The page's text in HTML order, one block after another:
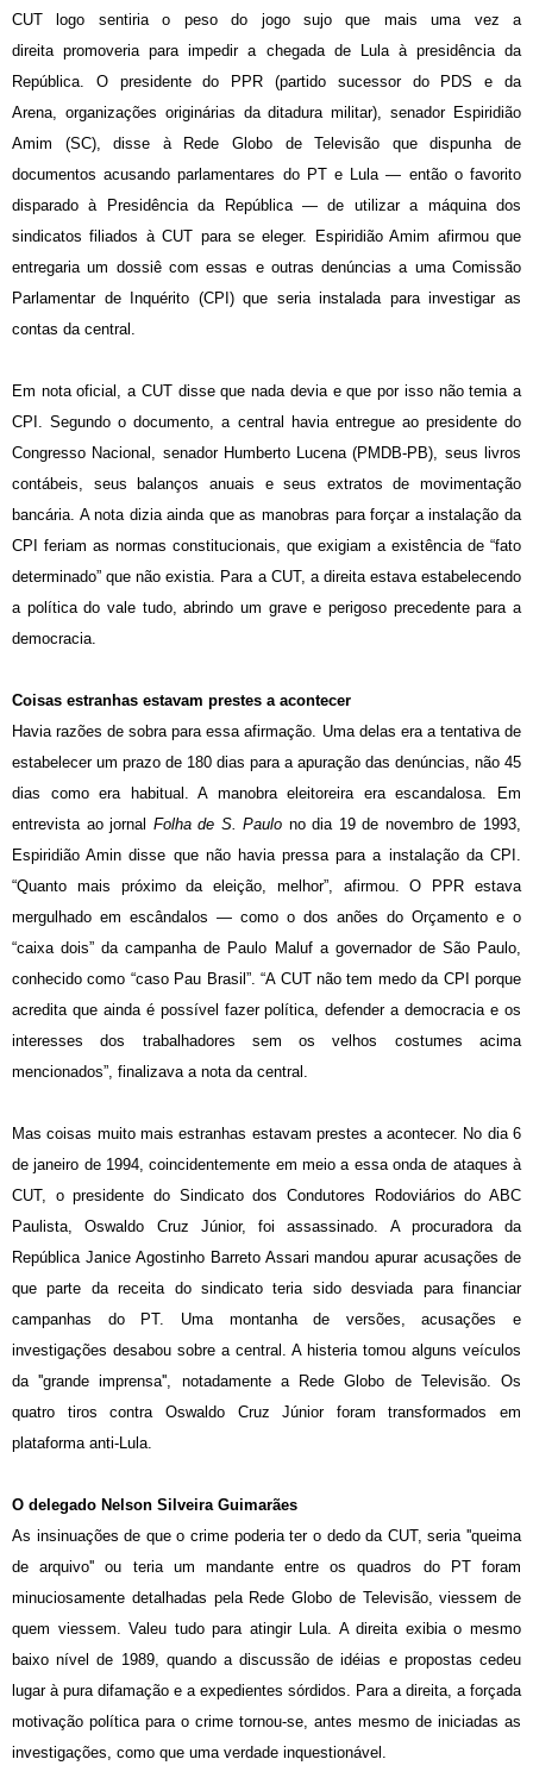
CUT logo sentiria o peso do jogo sujo que mais uma vez a
direita promoveria para impedir a chegada de Lula à presidência da
República. O presidente do PPR (partido sucessor do PDS e da
Arena, organizações originárias da ditadura militar), senador Espiridião
Amim (SC), disse à Rede Globo de Televisão que dispunha de
documentos acusando parlamentares do PT e Lula — então o favorito
disparado à Presidência da República — de utilizar a máquina dos
sindicatos filiados à CUT para se eleger. Espiridião Amim afirmou que
entregaria um dossiê com essas e outras denúncias a uma Comissão
Parlamentar de Inquérito (CPI) que seria instalada para investigar as
contas da central.
Em nota oficial, a CUT disse que nada devia e que por isso não temia a
CPI. Segundo o documento, a central havia entregue ao presidente do
Congresso Nacional, senador Humberto Lucena (PMDB-PB), seus livros
contábeis, seus balanços anuais e seus extratos de movimentação
bancária. A nota dizia ainda que as manobras para forçar a instalação da
CPI feriam as normas constitucionais, que exigiam a existência de “fato
determinado” que não existia. Para a CUT, a direita estava estabelecendo
a política do vale tudo, abrindo um grave e perigoso precedente para a
democracia.
Coisas estranhas estavam prestes a acontecer
Havia razões de sobra para essa afirmação. Uma delas era a tentativa de
estabelecer um prazo de 180 dias para a apuração das denúncias, não 45
dias como era habitual. A manobra eleitoreira era escandalosa. Em
entrevista ao jornal Folha de S. Paulo no dia 19 de novembro de 1993,
Espiridião Amin disse que não havia pressa para a instalação da CPI.
“Quanto mais próximo da eleição, melhor”, afirmou. O PPR estava
mergulhado em escândalos — como o dos anões do Orçamento e o
“caixa dois” da campanha de Paulo Maluf a governador de São Paulo,
conhecido como “caso Pau Brasil”. “A CUT não tem medo da CPI porque
acredita que ainda é possível fazer política, defender a democracia e os
interesses dos trabalhadores sem os velhos costumes acima
mencionados”, finalizava a nota da central.
Mas coisas muito mais estranhas estavam prestes a acontecer. No dia 6
de janeiro de 1994, coincidentemente em meio a essa onda de ataques à
CUT, o presidente do Sindicato dos Condutores Rodoviários do ABC
Paulista, Oswaldo Cruz Júnior, foi assassinado. A procuradora da
República Janice Agostinho Barreto Assari mandou apurar acusações de
que parte da receita do sindicato teria sido desviada para financiar
campanhas do PT. Uma montanha de versões, acusações e
investigações desabou sobre a central. A histeria tomou alguns veículos
da ''grande imprensa'', notadamente a Rede Globo de Televisão. Os
quatro tiros contra Oswaldo Cruz Júnior foram transformados em
plataforma anti-Lula.
O delegado Nelson Silveira Guimarães
As insinuações de que o crime poderia ter o dedo da CUT, seria ''queima
de arquivo'' ou teria um mandante entre os quadros do PT foram
minuciosamente detalhadas pela Rede Globo de Televisão, viessem de
quem viessem. Valeu tudo para atingir Lula. A direita exibia o mesmo
baixo nível de 1989, quando a discussão de idéias e propostas cedeu
lugar à pura difamação e a expedientes sórdidos. Para a direita, a forçada
motivação política para o crime tornou-se, antes mesmo de iniciadas as
investigações, como que uma verdade inquestionável.